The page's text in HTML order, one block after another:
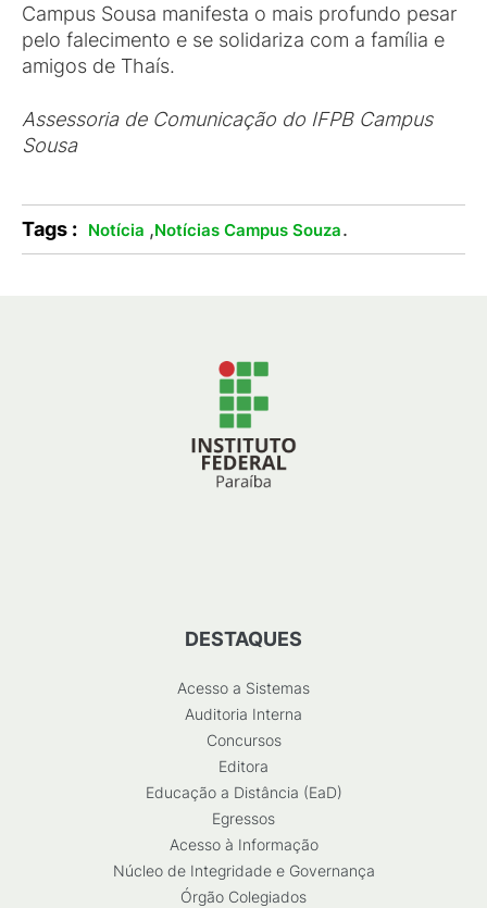
Campus Sousa manifesta o mais profundo pesar
pelo falecimento e se solidariza com a família e
amigos de Thaís.
Assessoria de Comunicação do IFPB Campus
Sousa
Tags : Notícia ,Notícias Campus Souza.
DESTAQUES
Acesso a Sistemas
Auditoria Interna
Concursos
Editora
Educação a Distância (EaD)
Egressos
Acesso à Informação
Núcleo de Integridade e Governança
Órgão Colegiados